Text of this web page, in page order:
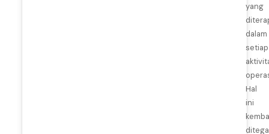
yang
dalam
setiap
Hal
ini